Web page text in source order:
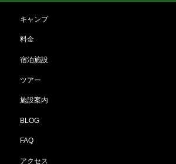
キャンプ
料金
宿泊施設
ツアー
施設案内
BLOG
FAQ
アクセス